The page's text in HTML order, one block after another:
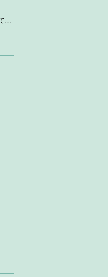
ブロックチェーン技術を使って、現状それなりに触れる機会が...